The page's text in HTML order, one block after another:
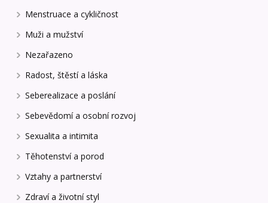
Menstruace a cykličnost
Muži a mužství
Nezařazeno
Radost, štěstí a láska
Seberealizace a poslání
Sebevědomí a osobní rozvoj
Sexualita a intimita
Těhotenství a porod
Vztahy a partnerství
Zdraví a životní styl